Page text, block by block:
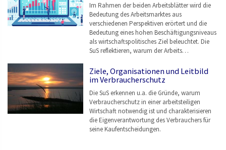
Im Rahmen der beiden Arbeitsblätter wird die
Bedeutung des Arbeitsmarktes aus
verschiedenen Perspektiven erörtert und die
Bedeutung eines hohen Beschäftigungsniveaus
als wirtschaftspolitisches Ziel beleuchtet. Die
SuS reflektieren, warum der Arbeits…
Ziele, Organisationen und Leitbild
im Verbraucherschutz
Die SuS erkennen u.a. die Gründe, warum
Verbraucherschutz in einer arbeitsteiligen
Wirtschaft notwendig ist und charakterisieren
die Eigenverantwortung des Verbrauchers für
seine Kaufentscheidungen.